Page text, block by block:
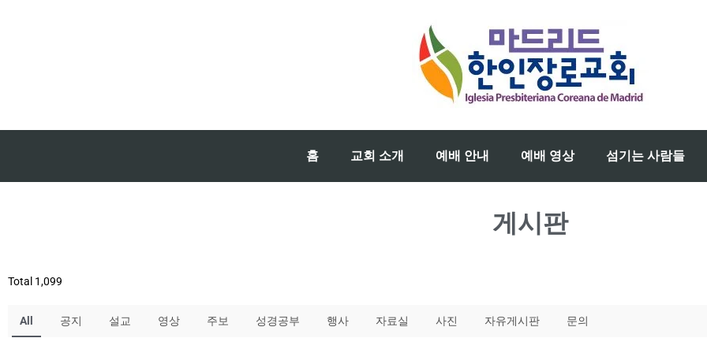
홈 교회 소개 예배 안내 예배 영상 섬기는 사람들
게시판
Total 1,099
All 공지 설교 영상 주보 성경공부 행사 자료실 사진 자유게시판 문의